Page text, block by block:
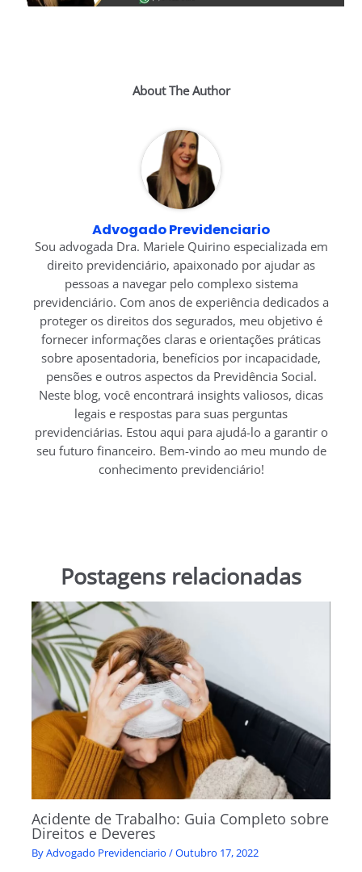
About The Author
Advogado Previdenciario
Sou advogada Dra. Mariele Quirino especializada em
direito previdenciário, apaixonado por ajudar as
pessoas a navegar pelo complexo sistema
previdenciário. Com anos de experiência dedicados a
proteger os direitos dos segurados, meu objetivo é
fornecer informações claras e orientações práticas
sobre aposentadoria, benefícios por incapacidade,
pensões e outros aspectos da Previdência Social.
Neste blog, você encontrará insights valiosos, dicas
legais e respostas para suas perguntas
previdenciárias. Estou aqui para ajudá-lo a garantir o
seu futuro financeiro. Bem-vindo ao meu mundo de
conhecimento previdenciário!
Postagens relacionadas
Acidente de Trabalho: Guia Completo sobre
Direitos e Deveres
ByAdvogado Previdenciario/Outubro 17, 2022